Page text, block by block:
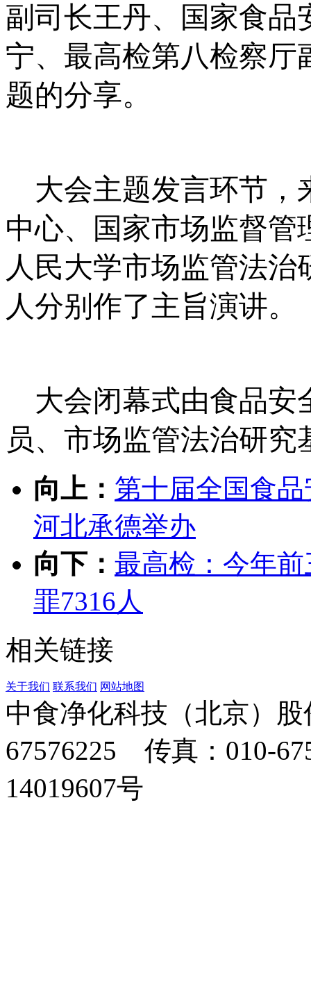
副司长王丹、国家食品
宁、最高检第八检察厅
题的分享。
大会主题发言环节，
中心、国家市场监督管
人民大学市场监管法
人分别作了主旨演讲。
大会闭幕式由食品安
员、市场监管法治研
向上： 第十届全国食
河北承德举办
向下： 最高检：今年
罪7316人
相关链接
关于我们 联系我们 网站地图
中食净化科技（北京）
67576225 传真：010-
14019607号